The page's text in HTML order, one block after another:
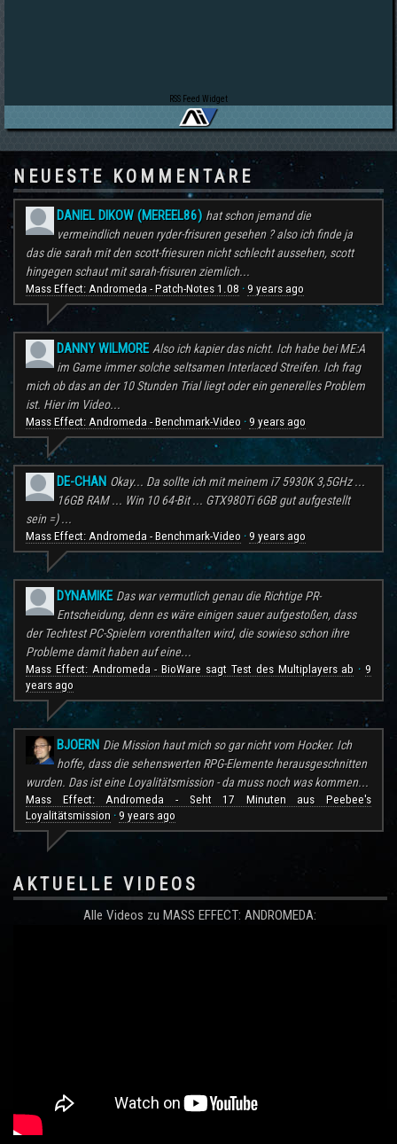
RSS Feed Widget
NEUESTE KOMMENTARE
DANIEL DIKOW (MEREEL86) hat schon jemand die
vermeindlich neuen ryder-frisuren gesehen ? also ich finde ja
das die sarah mit den scott-friesuren nicht schlecht aussehen, scott
hingegen schaut mit sarah-frisuren ziemlich...
Mass Effect: Andromeda - Patch-Notes 1.08 · 9 years ago
DANNY WILMORE Also ich kapier das nicht. Ich habe bei ME:A
im Game immer solche seltsamen Interlaced Streifen. Ich frag
mich ob das an der 10 Stunden Trial liegt oder ein generelles Problem
ist. Hier im Video...
Mass Effect: Andromeda - Benchmark-Video · 9 years ago
DE-CHAN Okay... Da sollte ich mit meinem i7 5930K 3,5GHz ...
16GB RAM ... Win 10 64-Bit ... GTX980Ti 6GB gut aufgestellt
sein =) ...
Mass Effect: Andromeda - Benchmark-Video · 9 years ago
DYNAMIKE Das war vermutlich genau die Richtige PR-
Entscheidung, denn es wäre einigen sauer aufgestoßen, dass
der Techtest PC-Spielern vorenthalten wird, die sowieso schon ihre
Probleme damit haben auf eine...
Mass Effect: Andromeda - BioWare sagt Test des Multiplayers ab ·9
years ago
BJOERN Die Mission haut mich so gar nicht vom Hocker. Ich
hoffe, dass die sehenswerten RPG-Elemente herausgeschnitten
wurden. Das ist eine Loyalitätsmission - da muss noch was kommen...
Mass Effect: Andromeda - Seht 17 Minuten aus Peebee's
Loyalitätsmission · 9 years ago
AKTUELLE VIDEOS
Alle Videos zu MASS EFFECT: ANDROMEDA: